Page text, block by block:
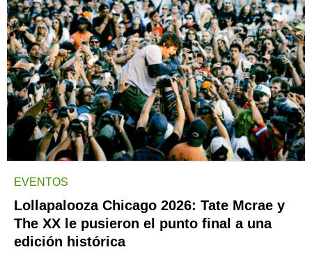
EVENTOS
Lollapalooza Chicago 2026: Tate Mcrae y
The XX le pusieron el punto final a una
edición histórica